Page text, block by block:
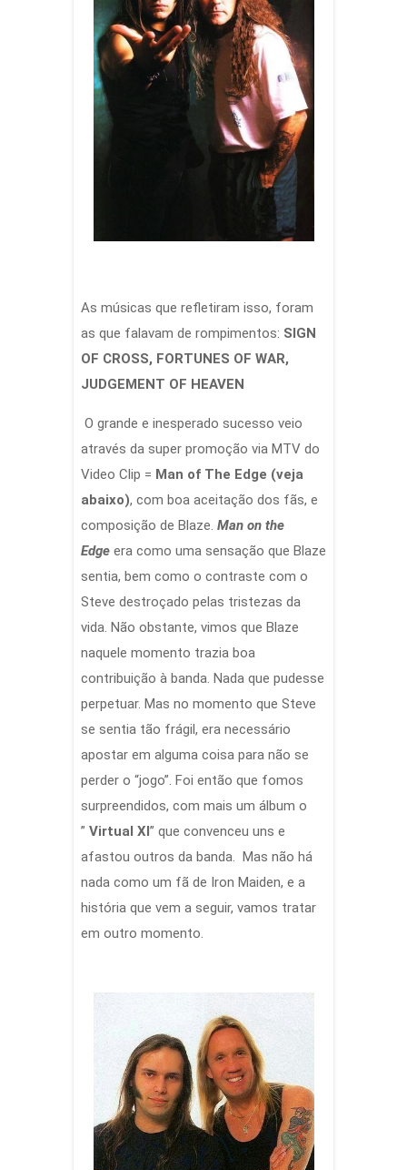
As músicas que refletiram isso, foram
as que falavam de rompimentos: SIGN
OF CROSS, FORTUNES OF WAR,
JUDGEMENT OF HEAVEN
O grande e inesperado sucesso veio
através da super promoção via MTV do
Video Clip = Man of The Edge (veja
abaixo), com boa aceitação dos fãs, e
composição de Blaze. Man on the
Edge era como uma sensação que Blaze
sentia, bem como o contraste com o
Steve destroçado pelas tristezas da
vida. Não obstante, vimos que Blaze
naquele momento trazia boa
contribuição à banda. Nada que pudesse
perpetuar. Mas no momento que Steve
se sentia tão frágil, era necessário
apostar em alguma coisa para não se
perder o “jogo”. Foi então que fomos
surpreendidos, com mais um álbum o
” Virtual XI” que convenceu uns e
afastou outros da banda. Mas não há
nada como um fã de Iron Maiden, e a
história que vem a seguir, vamos tratar
em outro momento.